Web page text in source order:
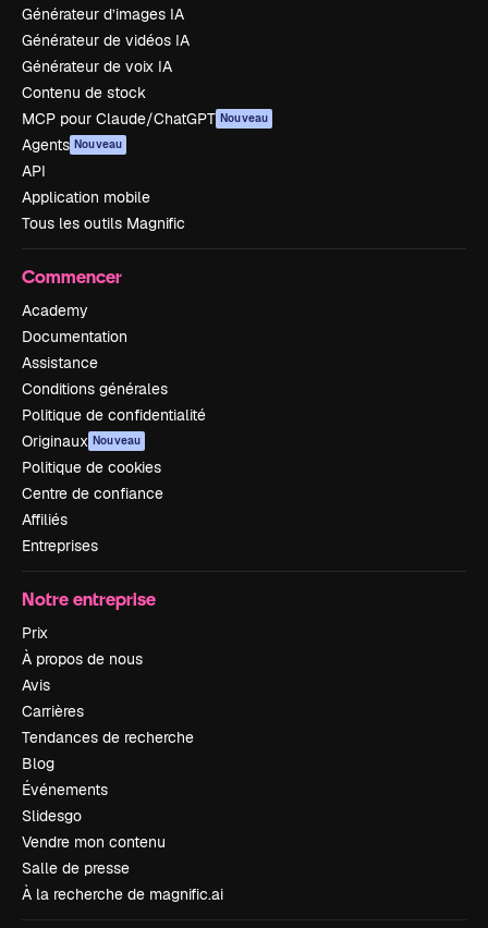
Générateur d’images IA
Générateur de vidéos IA
Générateur de voix IA
Contenu de stock
MCP pour Claude/ChatGPT Nouveau
Agents Nouveau
API
Application mobile
Tous les outils Magnific
Commencer
Academy
Documentation
Assistance
Conditions générales
Politique de confidentialité
Originaux Nouveau
Politique de cookies
Centre de confiance
Affiliés
Entreprises
Notre entreprise
Prix
À propos de nous
Avis
Carrières
Tendances de recherche
Blog
Événements
Slidesgo
Vendre mon contenu
Salle de presse
À la recherche de magnific.ai